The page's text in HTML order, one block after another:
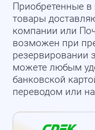
Приобретенные в
товары
компании или
возможен при
резервировании
можете любым
банковской
переводом или